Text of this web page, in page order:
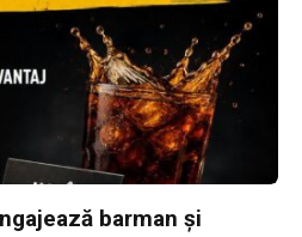
barman și